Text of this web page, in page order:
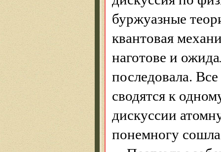
буржуазные
квантовая
наготове и
последовала.
сводятся к
дискуссии
понемногу